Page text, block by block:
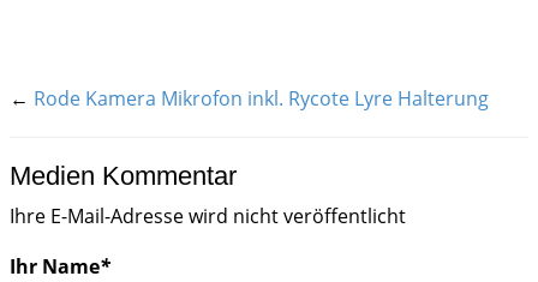
← Rode Kamera Mikrofon inkl. Rycote Lyre Halterung
Medien Kommentar
Ihre E-Mail-Adresse wird nicht veröffentlicht
Ihr Name*